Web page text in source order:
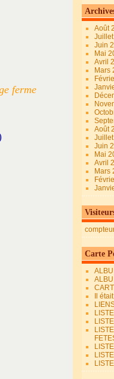
ferme
Août
Juin
Mai
Avril
Mars
Août
Juin
Mai
Avril
Mars
Carte
Il